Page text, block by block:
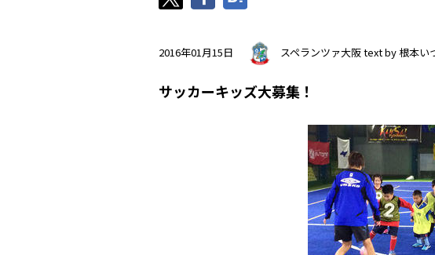
2016年01月15日 スペランツァ大阪text by 根本い
サッカーキッズ大募集！